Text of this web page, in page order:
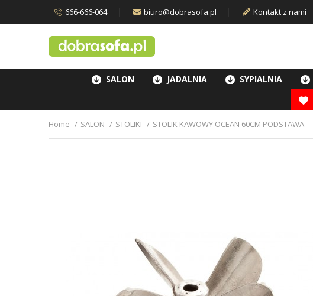
666-666-064 biuro@dobrasofa.pl Kontakt z nami
SALON JADALNIA SYPIALNIA
Home SALON STOLIKI STOLIK KAWOWY OCEAN 60CM PODSTAWA